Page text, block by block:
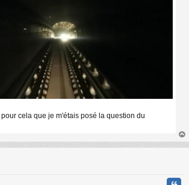
pour cela que je m'étais posé la question du
au